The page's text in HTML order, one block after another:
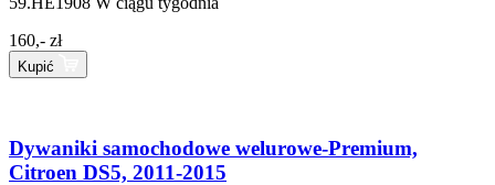
160,- zł
Kupić
Dywaniki samochodowe welurowe-Premium,
Citroen DS5, 2011-2015